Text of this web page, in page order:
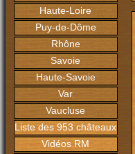
Haute-Loire
Puy-de-Dôme
Rhône
Savoie
Haute-Savoie
Var
Vaucluse
Liste des 953 châteaux
Vidéos RM